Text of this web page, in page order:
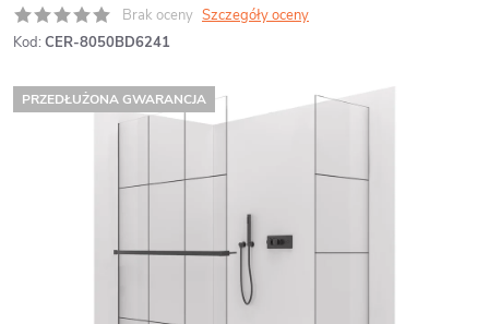
Brak oceny Szczegóły oceny
Kod: CER-8050BD6241
PRZEDŁUŻONA GWARANCJA